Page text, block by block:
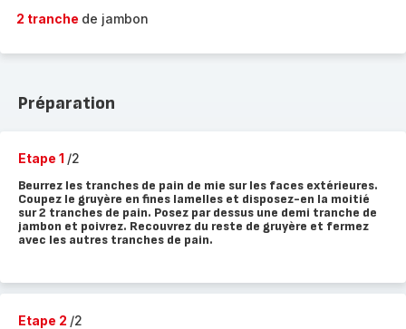
2 tranche de jambon
Préparation
Etape 1 /2
Beurrez les tranches de pain de mie sur les faces extérieures.
Coupez le gruyère en fines lamelles et disposez-en la moitié
sur 2 tranches de pain. Posez par dessus une demi tranche de
jambon et poivrez. Recouvrez du reste de gruyère et fermez
avec les autres tranches de pain.
Etape 2 /2